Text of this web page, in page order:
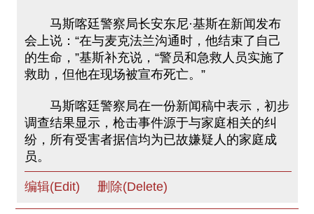
马斯喀廷警察局长安东尼·基斯在新闻发布
会上说：“在与麦克法兰沟通时，他结束了自己
的生命，”基斯补充说，“警员和急救人员实施了
救助，但他在现场被宣布死亡。”
马斯喀廷警察局在一份新闻稿中表示，初步
调查结果显示，枪击事件源于与家庭相关的纠
纷，所有受害者据信均为已故嫌疑人的家庭成
员。
编辑(Edit) 删除(Delete)